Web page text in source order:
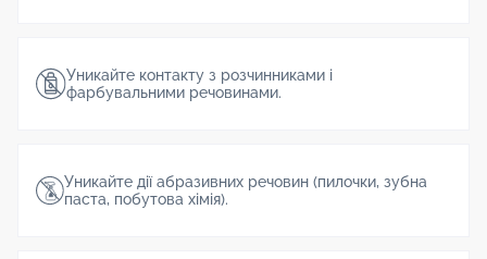
Уникайте контакту з розчинниками і
фарбувальними речовинами.
Уникайте дії абразивних речовин (пилочки, зубна
паста, побутова хімія).